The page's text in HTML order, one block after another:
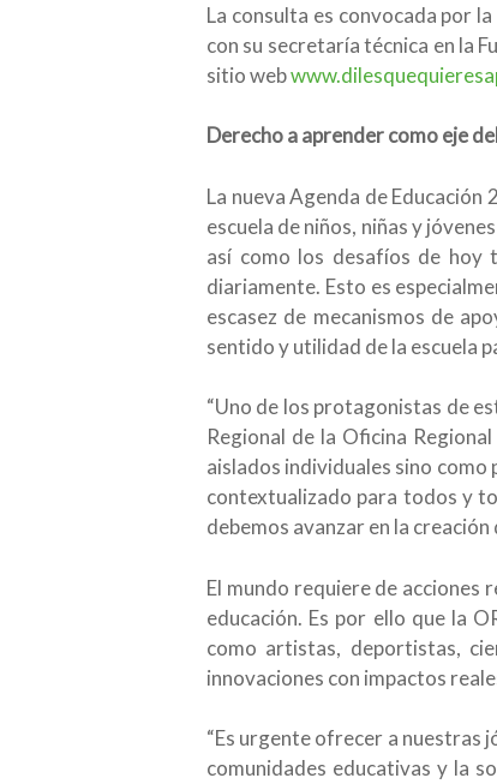
La consulta es convocada por
con su secretaría técnica en la
sitio web
Derecho a aprender como eje
La nueva Agenda de
escuela de niños, niñas y
así como los desafíos de hoy
diariamente. Esto es
escasez de mecanismos de
sentido y utilidad de la escuela
“Uno de los protagonistas de
Regional de la Oficina
aislados individuales sino
contextualizado para todos y
debemos avanzar en la
El mundo requiere de acciones
educación. Es por ello que la
como artistas, deportistas,
innovaciones con impactos
“Es urgente ofrecer a nuestras
comunidades educativas y la